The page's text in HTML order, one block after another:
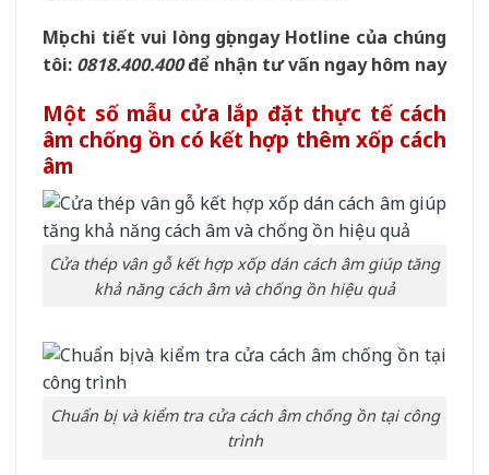
Mọi chi tiết vui lòng gọi ngay Hotline của chúng
tôi: 0818.400.400để nhận tư vấn ngay hôm nay
Một số mẫu cửa lắp đặt thực tế cách
âm chống ồn có kết hợp thêm xốp cách
âm
Cửa thép vân gỗ kết hợp xốp dán cách âm giúp tăng
khả năng cách âm và chống ồn hiệu quả
Chuẩn bị và kiểm tra cửa cách âm chống ồn tại công
trình